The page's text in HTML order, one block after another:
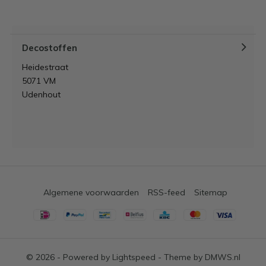
Decostoffen
Heidestraat
5071 VM
Udenhout
© 2026 - Powered by Lightspeed - Theme by DMWS.nl
Algemene voorwaarden RSS-feed Sitemap